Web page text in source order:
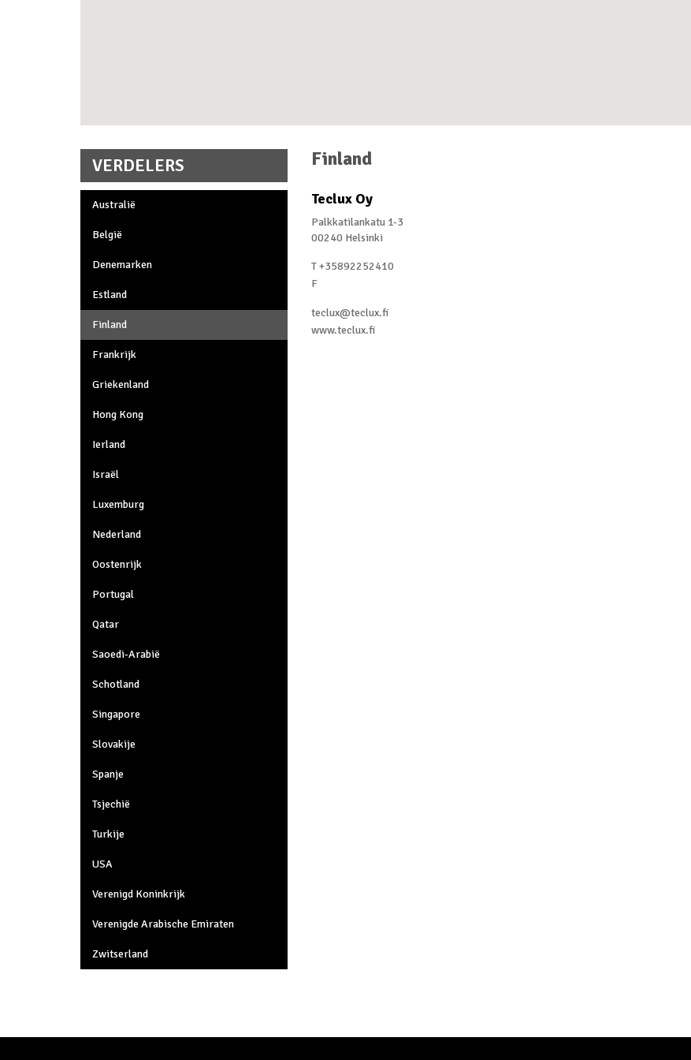
VERDELERS
Australië
België
Denemarken
Estland
Finland
Frankrijk
Griekenland
Hong Kong
Ierland
Israël
Luxemburg
Nederland
Oostenrijk
Portugal
Qatar
Saoedi-Arabië
Schotland
Singapore
Slovakije
Spanje
Tsjechië
Turkije
USA
Verenigd Koninkrijk
Verenigde Arabische Emiraten
Zwitserland
Finland
Teclux Oy
Palkkatilankatu 1-3
00240 Helsinki
T +35892252410
F
teclux@teclux.fi
www.teclux.fi